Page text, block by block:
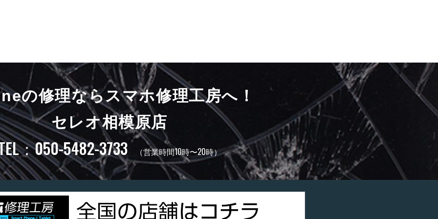
の修理ならスマホ修理工房へ！
セレオ相模原店
：050-5482-3733 （営業時間10時〜20時）